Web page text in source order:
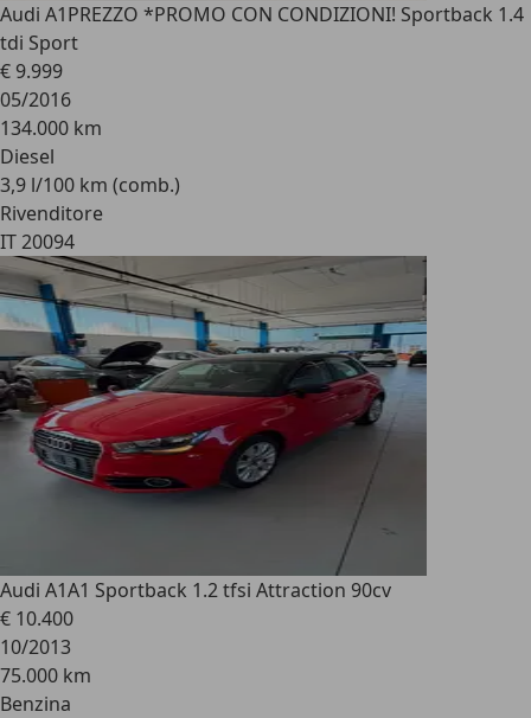
Audi A1PREZZO *PROMO CON CONDIZIONI! Sportback 1.4
tdi Sport
€ 9.999
05/2016
134.000 km
Diesel
3,9 l/100 km (comb.)
Rivenditore
IT 20094
Audi A1A1 Sportback 1.2 tfsi Attraction 90cv
€ 10.400
10/2013
75.000 km
Benzina